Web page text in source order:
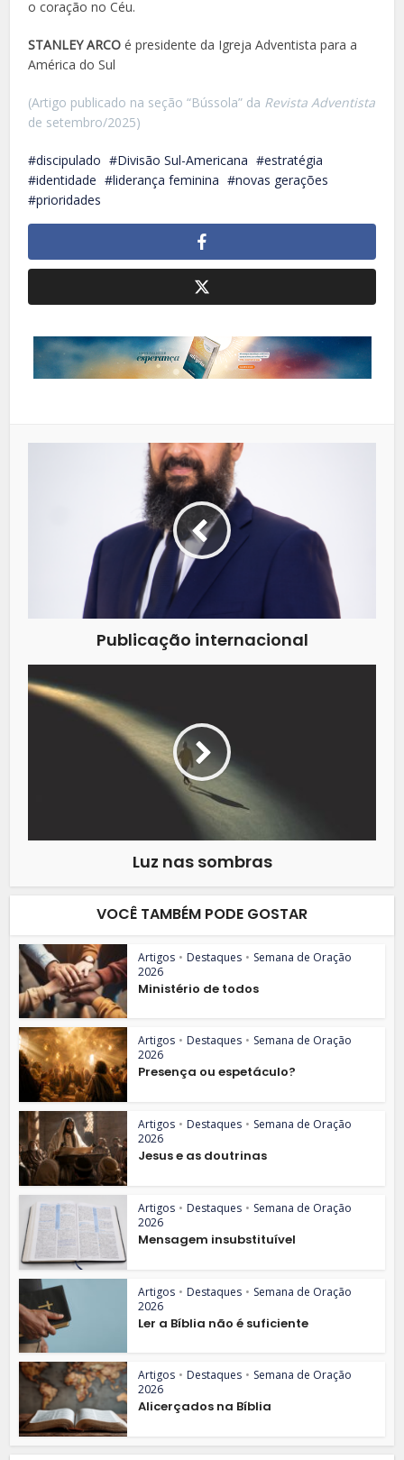
o coração no Céu.
STANLEY ARCO é presidente da Igreja Adventista para a
América do Sul
(Artigo publicado na seção “Bússola” da Revista Adventista
de setembro/2025)
discipulado Divisão Sul-Americana
estratégia
identidade
liderança feminina
novas gerações
prioridades
Publicação internacional
Luz nas sombras
VOCÊ TAMBÉM PODE GOSTAR
Artigos • Destaques • Semana de Oração
2026
Ministério de todos
Artigos • Destaques • Semana de Oração
2026
Presença ou espetáculo?
Artigos • Destaques • Semana de Oração
2026
Jesus e as doutrinas
Artigos • Destaques • Semana de Oração
2026
Mensagem insubstituível
Artigos • Destaques • Semana de Oração
2026
Ler a Bíblia não é suficiente
Artigos • Destaques • Semana de Oração
2026
Alicerçados na Bíblia